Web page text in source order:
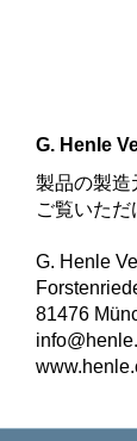
G. Henle
製品の製造
ご覧いただ
G. Henle
81476